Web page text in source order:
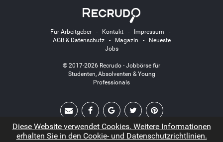
Für Arbeitgeber- Kontakt- Impressum -
AGB & Datenschutz- Magazin -
Neueste
Jobs
© 2017-2026 Recrudo - Jobbörse für
Studenten, Absolventen & Young
Professionals
Diese Website verwendet Cookies. Weitere Informationen
erhalten Sie in den Cookie- und Datenschutzrichtlinien.